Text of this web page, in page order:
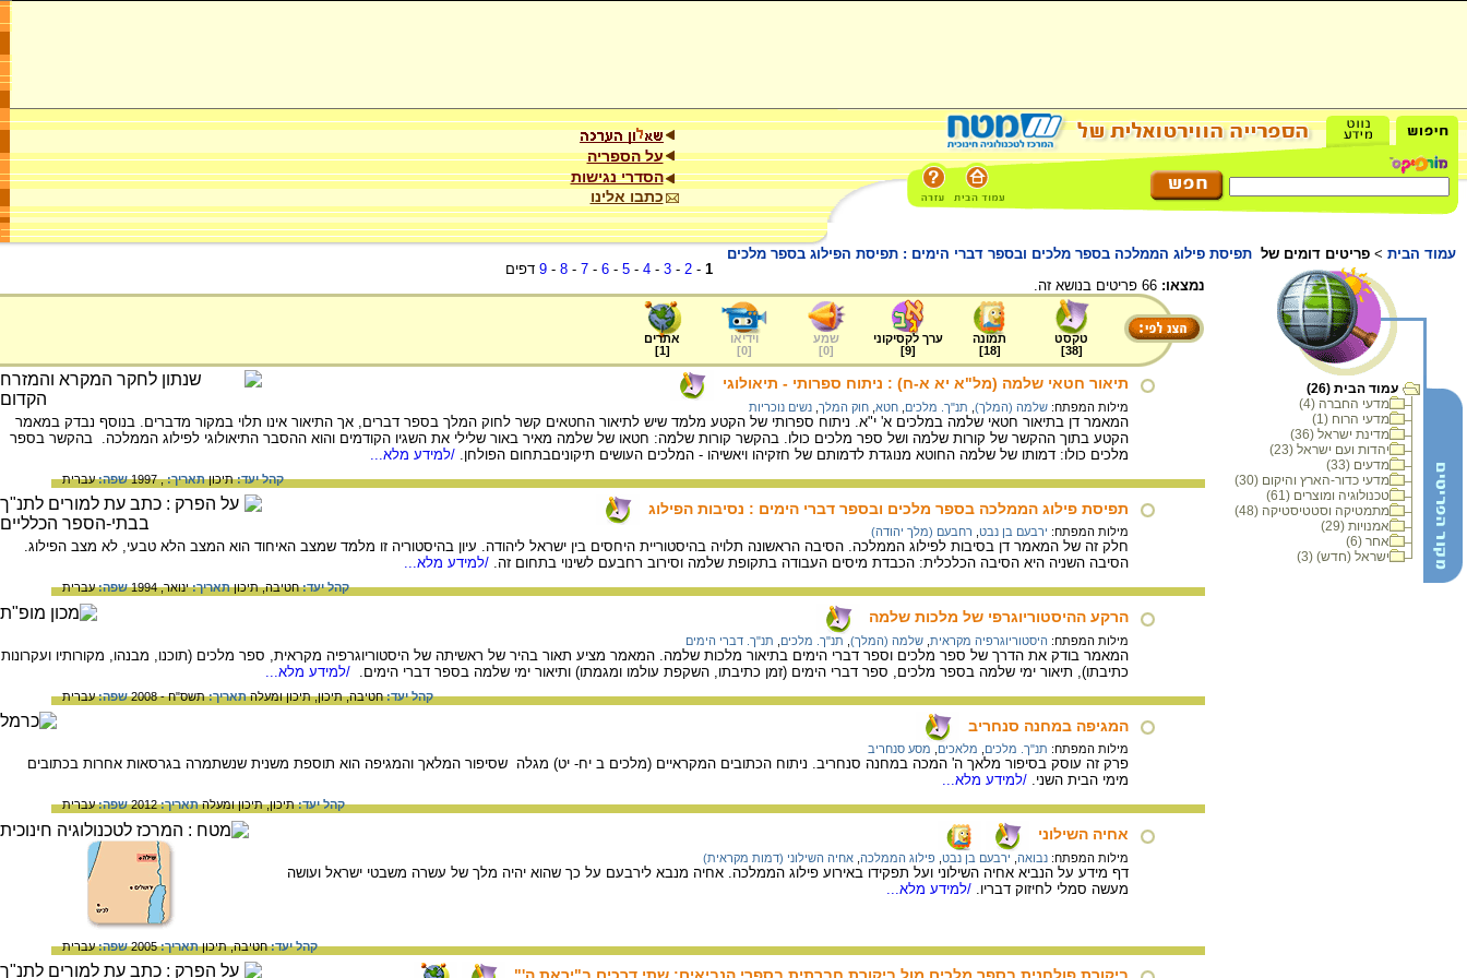
על הספריה
הסדרי נגישות
כתבו אלינו
עמוד הבית > פריטים דומים של תפיסת פילוג הממלכה בספר מלכים ובספר דברי הימים : תפיסת הפילוג בספר מלכים
עמוד הבית (26)
מדעי החברה (4)
מדעי הרוח (1)
מדינת ישראל (36)
יהדות ועם ישראל (23)
מדעים (33)
מדעי כדור-הארץ והיקום (30)
טכנולוגיה ומוצרים (61)
מתמטיקה וסטטיסטיקה (48)
אמנויות (29)
אחר (6)
ישראל (חדש) (3)
1
-
2
-
3
-
4
-
5
-
6
-
7
-
8
-
9 דפים
נמצאו:
טקסט
[
38
]
תמונה
[
18
]
ערך לקסיקוני
[
9
]
שמע
[
0
]
וידיאו
[
0
]
אתרים
[
1
]
תיאור חטאי שלמה (מל"א יא א-ח) : ניתוח ספרותי - תיאולוגי
מילות המפתח: שלמה (המלך) תנ"ך. מלכים חטא חוק המלך נשים נוכריות
המאמר דן בתיאור חטאי שלמה במלכים א' י"א. ניתוח ספרותי של הקטע מלמד שיש לתיאור החטאים קשר לחוק המלך בספר דברים, אך התיאור אינו תלוי במקור מדברים. בנוסף נבדק במאמר
הקטע בתוך ההקשר של קורות שלמה ושל ספר מלכים כולו. בהקשר קורות שלמה: חטאו של שלמה מאיר באור שלילי את השגיו הקודמים והוא ההסבר התיאולוגי לפילוג הממלכה. בהקשר בספר
מלכים כולו: דמותו של שלמה החוטא מנוגדת לדמותם של חזקיהו ויאשיהו - המלכים העושים תיקוניםבתחום הפולחן. /למידע מלא...
קהל יעד:תיכוןתאריך:, 1997 שפה:עברית
תפיסת פילוג הממלכה בספר מלכים ובספר דברי הימים : נסיבות הפילוג
מילות המפתח: ירבעם בן נבט רחבעם (מלך יהודה)
חלק זה של המאמר דן בסיבות לפילוג הממלכה. הסיבה הראשונה תלויה בהיסטוריית היחסים בין ישראל ליהודה. עיון בהיסטוריה זו מלמד שמצב האיחוד הוא המצב הלא טבעי, לא מצב הפילוג.
הסיבה השניה היא הסיבה הכלכלית: הכבדת מיסים העבודה בתקופת שלמה וסירוב רחבעם לשינוי בתחום זה. /למידע מלא...
קהל יעד:חטיבה,תיכוןתאריך:ינואר, 1994 שפה:עברית
הרקע ההיסטוריוגרפי של מלכות שלמה
מילות המפתח: היסטוריוגרפיה מקראית שלמה (המלך) תנ"ך. מלכים תנ"ך. דברי הימים
המאמר בודק את הדרך של ספר מלכים וספר דברי הימים בתיאור מלכות שלמה. המאמר מציע תאור בהיר של ראשיתה של היסטוריוגרפיה מקראית, ספר מלכים (תוכנו, מבנהו, מקורותיו ועקרונות
כתיבתו), תיאור ימי שלמה בספר מלכים, ספר דברי הימים (זמן כתיבתו, השקפת עולמו ומגמתו) ותיאור ימי שלמה בספר דברי הימים.
/למידע מלא...
קהל יעד:חטיבה,תיכון,תיכון ומעלהתאריך:תשס"ח - 2008 שפה:עברית
המגיפה במחנה סנחריב
מילות המפתח: תנ"ך. מלכים מלאכים מסע סנחריב
פרק זה עוסק בסיפור מלאך ה' המכה במחנה סנחריב. ניתוח הכתובים המקראיים (מלכים ב יח- יט) מגלה שסיפור המלאך והמגיפה הוא תוספת משנית שנשתמרה בגרסאות אחרות בכתובים
מימי הבית השני. /למידע מלא...
קהל יעד:תיכון,תיכון ומעלהתאריך:2012 שפה:עברית
אחיה השילוני
מילות המפתח: נבואה ירבעם בן נבט פילוג הממלכה אחיה השילוני (דמות מקראית)
דף מידע על הנביא אחיה השילוני ועל תפקידו באירוע פילוג הממלכה. אחיה מנבא לירבעם על כך שהוא יהיה מלך של עשרה משבטי ישראל ועושה
מעשה סמלי לחיזוק דבריו. /למידע מלא...
קהל יעד:חטיבה,תיכוןתאריך:2005 שפה:עברית